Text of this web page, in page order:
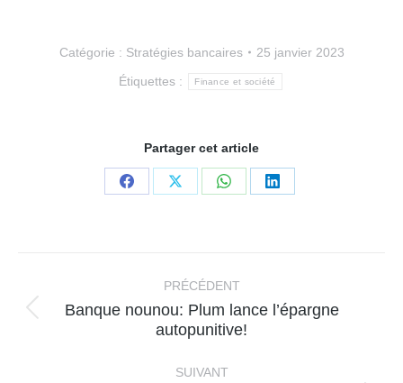
Catégorie : Stratégies bancaires 25 janvier 2023
Étiquettes : Finance et société
Partager cet article
PartagerPartagerPartagerPartager
PRÉCÉDENT
Article
précédent
Banque nounou: Plum lance l’épargne
autopunitive!
SUIVANT